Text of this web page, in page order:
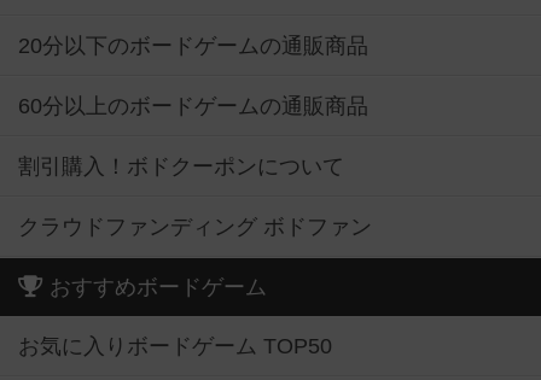
20分以下のボードゲームの通販商品
60分以上のボードゲームの通販商品
割引購入！ボドクーポンについて
クラウドファンディング ボドファン
おすすめボードゲーム
お気に入りボードゲーム TOP50